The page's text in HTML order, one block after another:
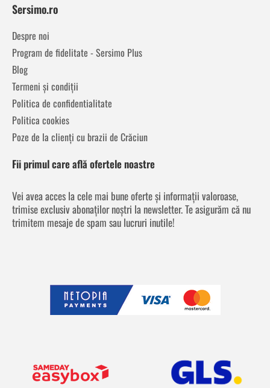
Sersimo.ro
Despre noi
Program de fidelitate - Sersimo Plus
Blog
Termeni și condiții
Politica de confidentialitate
Politica cookies
Poze de la clienți cu brazii de Crăciun
Fii primul care află ofertele noastre
Vei avea acces la cele mai bune oferte și informații valoroase,
trimise exclusiv abonaților noștri la newsletter. Te asigurăm că nu
trimitem mesaje de spam sau lucruri inutile!